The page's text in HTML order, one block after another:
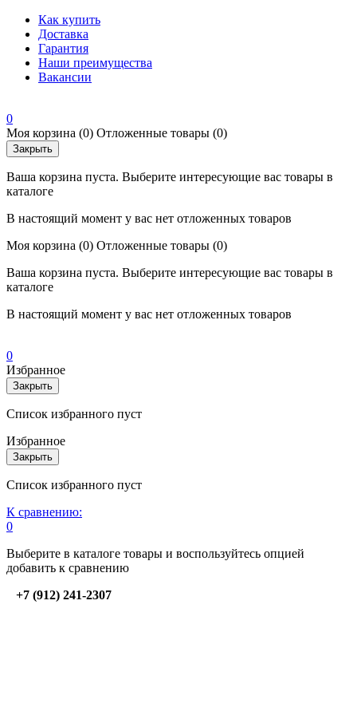
Как купить
Доставка
Гарантия
Наши преимущества
Вакансии
0
Моя корзина (0) Отложенные товары (0)
Закрыть
Ваша корзина пуста. Выберите интересующие вас товары в
каталоге
В настоящий момент у вас нет отложенных товаров
Моя корзина (0) Отложенные товары (0)
Ваша корзина пуста. Выберите интересующие вас товары в
каталоге
В настоящий момент у вас нет отложенных товаров
0
Избранное
Закрыть
Список избранного пуст
Избранное
Закрыть
Список избранного пуст
К сравнению:
0
Выберите в каталоге товары и воспользуйтесь опцией
добавить к сравнению
+7 (912) 241-2307